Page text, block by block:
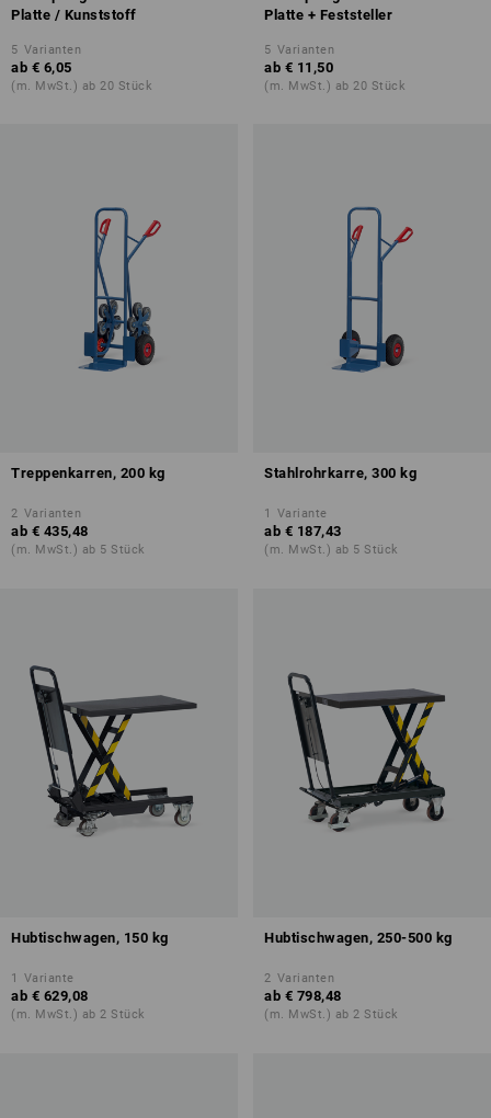
Platte / Kunststoff
5 Varianten
ab € 6,05
(m. MwSt.) ab 20 Stück
Platte + Feststeller
5 Varianten
ab € 11,50
(m. MwSt.) ab 20 Stück
Treppenkarren, 200 kg
2 Varianten
ab € 435,48
(m. MwSt.) ab 5 Stück
Stahlrohrkarre, 300 kg
1 Variante
ab € 187,43
(m. MwSt.) ab 5 Stück
Hubtischwagen, 150 kg
1 Variante
ab € 629,08
(m. MwSt.) ab 2 Stück
Hubtischwagen, 250-500 kg
2 Varianten
ab € 798,48
(m. MwSt.) ab 2 Stück